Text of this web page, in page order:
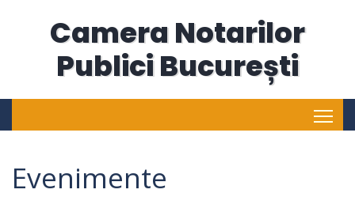
Camera Notarilor
Publici București
Evenimente